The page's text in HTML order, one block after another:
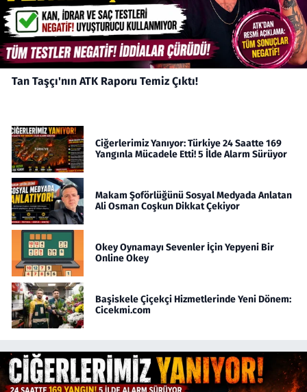
Tan Taşçı'nın ATK Raporu Temiz Çıktı!
Ciğerlerimiz Yanıyor: Türkiye 24 Saatte 169
Yangınla Mücadele Etti! 5 İlde Alarm Sürüyor
Makam Şoförlüğünü Sosyal Medyada Anlatan
Ali Osman Coşkun Dikkat Çekiyor
Okey Oynamayı Sevenler İçin Yepyeni Bir
Online Okey
Başiskele Çiçekçi Hizmetlerinde Yeni Dönem:
Cicekmi.com